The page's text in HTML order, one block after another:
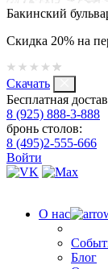
Бакинский
Скидка 20% на
Скачать
Бесплатная
8 (925) 888-3-888
бронь столов:
8 (495)2-555-666
Войти
О нас
Блог